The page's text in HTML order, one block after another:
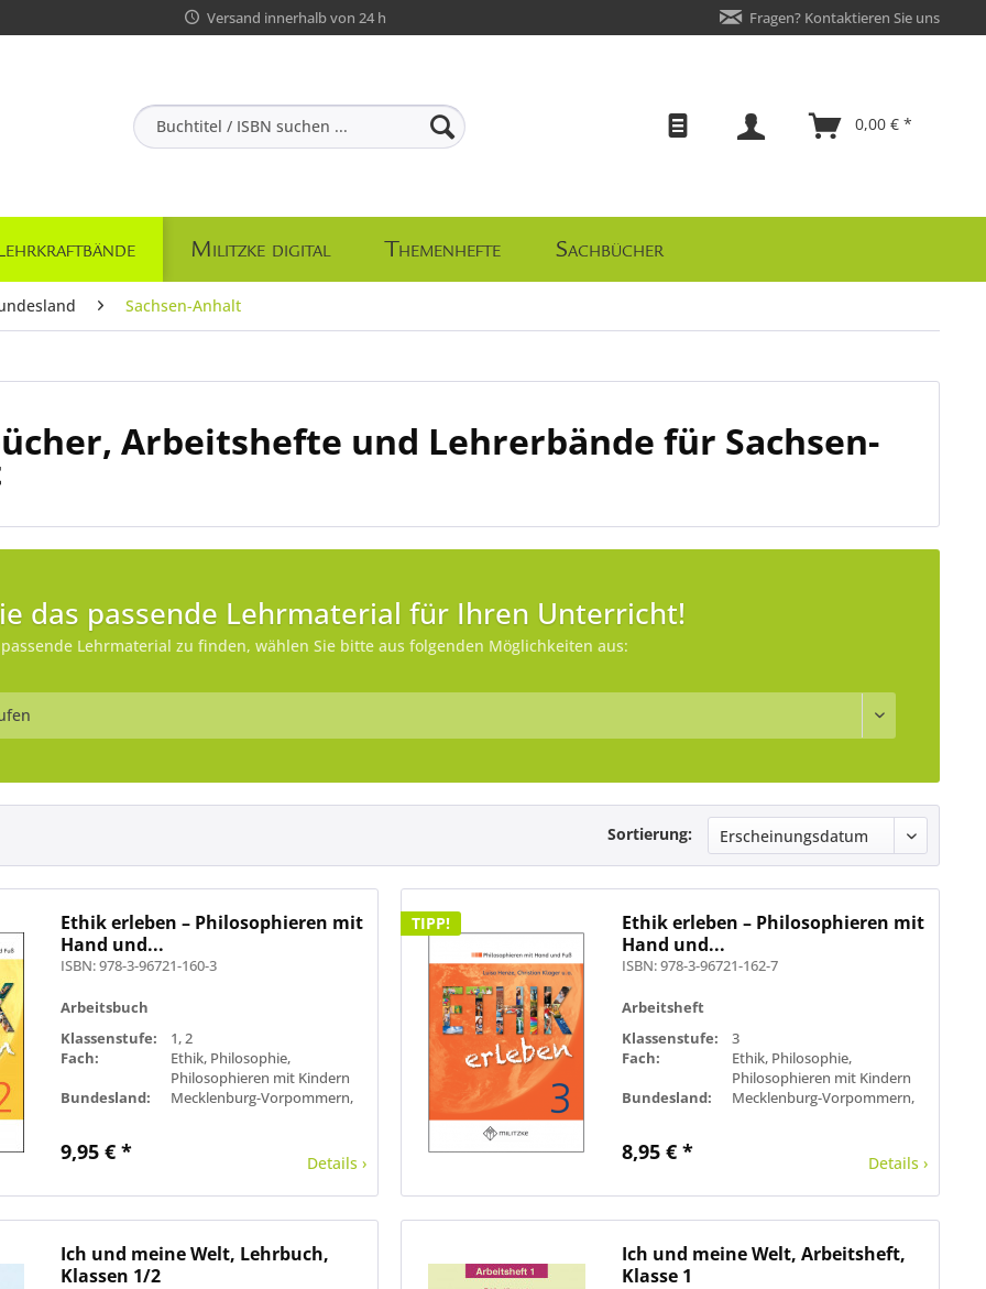
Versand innerhalb von 24 h Fragen? Kontaktieren Sie uns
0,00 € *
Militzke digital Themenhefte Sachbücher
Sachsen-Anhalt
Arbeitshefte und Lehrerbände für Sachsen-
das passende Lehrmaterial für Ihren Unterricht!
Lehrmaterial zu finden, wählen Sie bitte aus folgenden Möglichkeiten aus:
Sortierung:
Ethik erleben – Philosophieren mit
Hand und...
ISBN: 978-3-96721-160-3
Arbeitsbuch
Klassenstufe:
1, 2
Fach:
Ethik, Philosophie,
Philosophieren mit Kindern
Bundesland:
Mecklenburg-Vorpommern,
9,95 € * Details ›
TIPP!
Ethik erleben – Philosophieren mit
Hand und...
ISBN: 978-3-96721-162-7
Arbeitsheft
Klassenstufe:
3
Fach:
Ethik, Philosophie,
Philosophieren mit Kindern
Bundesland:
Mecklenburg-Vorpommern,
8,95 € * Details ›
Ich und meine Welt, Lehrbuch,
Klassen 1/2
Ich und meine Welt, Arbeitsheft,
Klasse 1